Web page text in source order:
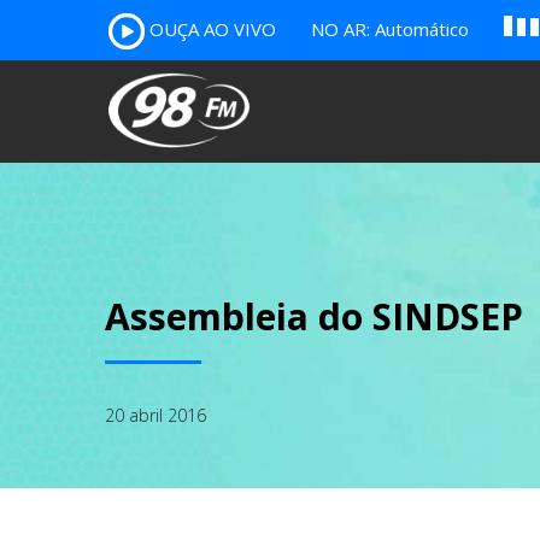
OUÇA AO VIVO NO AR: Automático A B c
Assembleia do SINDSEP
20 abril 2016